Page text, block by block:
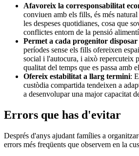
Afavoreix la corresponsabilitat
conviuen amb els fills, és més
les despeses quotidianes, cosa que
conflictes entorn de la pensió
Permet a cada progenitor
períodes sense els fills ofereixen
social i l'autocura, i això repercuteix
qualitat del temps que es passa amb
Ofereix estabilitat a llarg termini:
custòdia compartida tendeixen a
a desenvolupar una major capacitat
Errors que has d'evitar
Després d'anys ajudant famílies a
errors més freqüents que observem en la